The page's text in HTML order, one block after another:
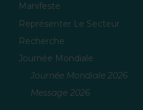
Manifeste
Représenter Le Secteur
Recherche
Journée Mondiale
Journée Mondiale 2026
Message 2026